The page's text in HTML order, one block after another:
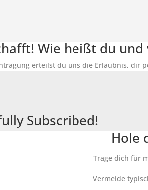
Wie heißt du
erteilst du uns die Erlaubnis, dir
Subscribed!
Hole
Trage dich für
Vermeide